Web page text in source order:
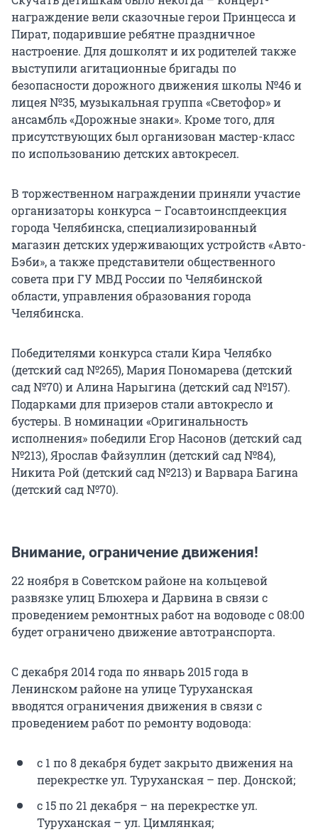
награждение вели сказочные герои Принцесса и
Пират, подарившие ребятне праздничное
настроение. Для дошколят и их родителей также
выступили агитационные бригады по
безопасности дорожного движения школы №46 и
лицея №35, музыкальная группа «Светофор» и
ансамбль «Дорожные знаки». Кроме того, для
присутствующих был организован мастер-класс
по использованию детских автокресел.
В торжественном награждении приняли участие
организаторы конкурса – Госавтоинспдеекция
города Челябинска, специализированный
магазин детских удерживающих устройств «Авто-
Бэби», а также представители общественного
совета при ГУ МВД России по Челябинской
области, управления образования города
Челябинска.
Победителями конкурса стали Кира Челябко
(детский сад №265), Мария Пономарева (детский
сад №70) и Алина Нарыгина (детский сад №157).
Подарками для призеров стали автокресло и
бустеры. В номинации «Оригинальность
исполнения» победили Егор Насонов (детский сад
№213), Ярослав Файзуллин (детский сад №84),
Никита Рой (детский сад №213) и Варвара Багина
(детский сад №70).
Внимание, ограничение движения!
22 ноября в Советском районе на кольцевой
развязке улиц Блюхера и Дарвина в связи с
проведением ремонтных работ на водоводе с 08:00
будет ограничено движение автотранспорта.
С декабря 2014 года по январь 2015 года в
Ленинском районе на улице Туруханская
вводятся ограничения движения в связи с
проведением работ по ремонту водовода:
с 1 по 8 декабря будет закрыто движения на
перекрестке ул. Туруханская – пер. Донской;
с 15 по 21 декабря – на перекрестке ул.
Туруханская – ул. Цимлянкая;